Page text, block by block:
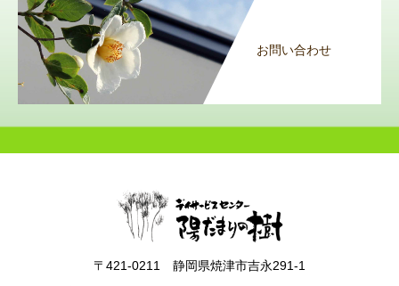
お問い合わせ
〒421-0211 静岡県焼津市吉永291-1